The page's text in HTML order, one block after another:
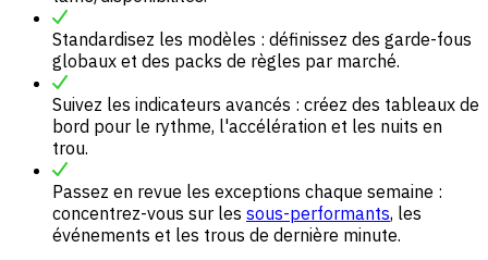
Standardisez les modèles : définissez des garde-fous
globaux et des packs de règles par marché.
Suivez les indicateurs avancés : créez des tableaux de
bord pour le rythme, l'accélération et les nuits en
trou.
Passez en revue les exceptions chaque semaine :
concentrez-vous sur les sous-performants, les
événements et les trous de dernière minute.